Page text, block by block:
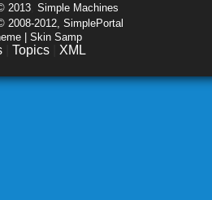
2013 Simple Machines
2008-2012, SimplePortal
| Skin Samp
Topics XML